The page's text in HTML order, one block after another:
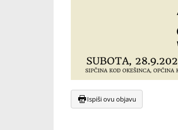
Ispiši ovu objavu